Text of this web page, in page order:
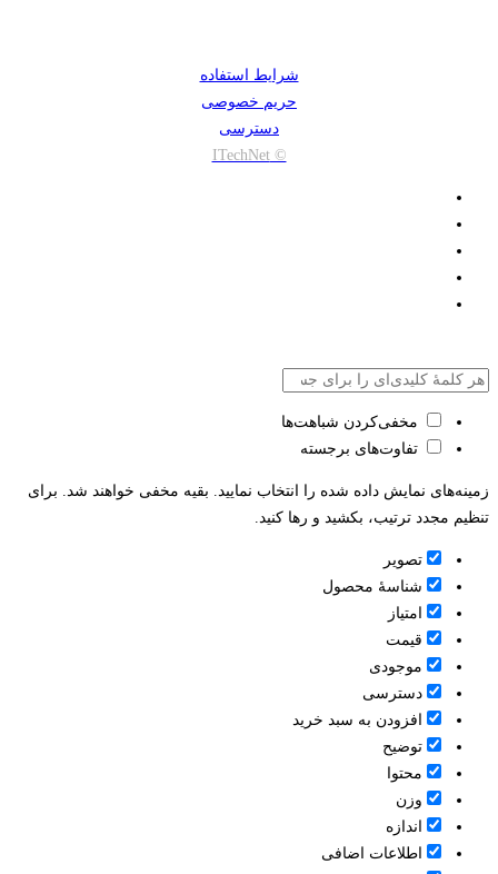
شرایط استفاده
حریم خصوصی
دسترسی
© ITechNet
مخفی‌کردن شباهت‌ها
تفاوت‌های برجسته
زمینه‌های نمایش داده شده را انتخاب نمایید. بقیه مخفی خواهند شد. برای
تنظیم مجدد ترتیب، بکشید و رها کنید.
تصویر
شناسۀ محصول
امتیاز
قيمت
موجودی
دسترسی
افزودن به سبد خرید
توضیح
محتوا
وزن
اندازه
اطلاعات اضافی